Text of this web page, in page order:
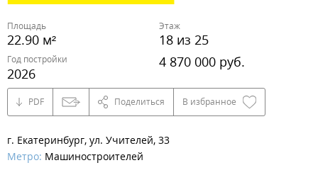
Площадь
22.90 м²
Этаж
18 из 25
Год постройки
2026
4 870 000 руб.
PDF Поделиться В избранное
г. Екатеринбург, ул. Учителей, 33
Метро: Машиностроителей